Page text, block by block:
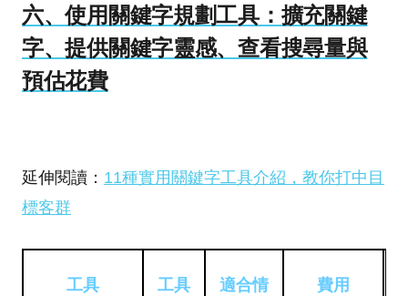
六、使用關鍵字規劃工具：擴充關鍵
字、提供關鍵字靈感、查看搜尋量與
預估花費
延伸閱讀： 11種實用關鍵字工具介紹，教你打中目
標客群
工具
工具
適合情
費用